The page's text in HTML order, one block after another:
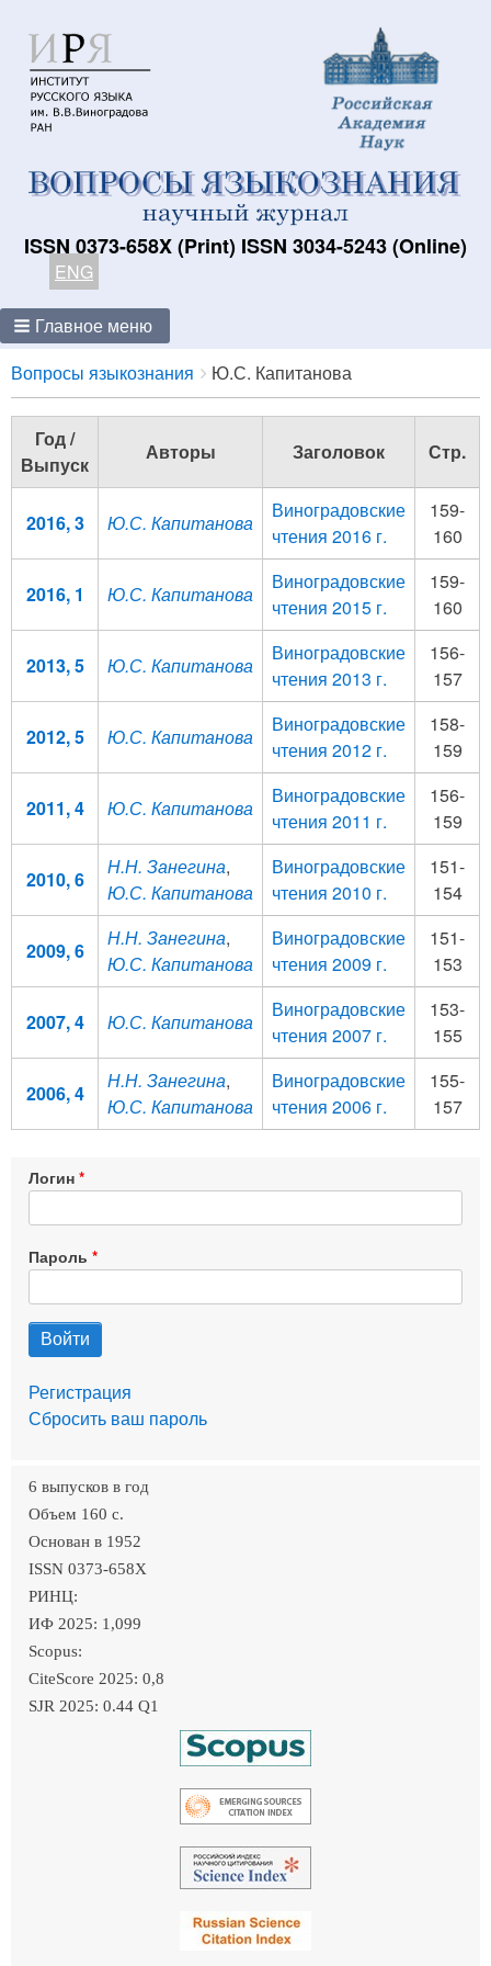
ISSN 0373-658X (Print) ISSN 3034-5243 (Online)
ENG
Главное меню
Breadcrumbs
You
are
here:
Вопросы языкознания Ю.С. Капитанова
Год /
Выпуск
Авторы Заголовок Стр.
2016, 3 Ю.С. Капитанова
Виноградовские
чтения 2016 г.
159-
160
2016, 1 Ю.С. Капитанова
Виноградовские
чтения 2015 г.
159-
160
2013, 5 Ю.С. Капитанова
Виноградовские
чтения 2013 г.
156-
157
2012, 5 Ю.С. Капитанова
Виноградовские
чтения 2012 г.
158-
159
2011, 4 Ю.С. Капитанова
Виноградовские
чтения 2011 г.
156-
159
2010, 6
Н.Н. Занегина,
Ю.С. Капитанова
Виноградовские
чтения 2010 г.
151-
154
2009, 6
Н.Н. Занегина,
Ю.С. Капитанова
Виноградовские
чтения 2009 г.
151-
153
2007, 4 Ю.С. Капитанова
Виноградовские
чтения 2007 г.
153-
155
2006, 4
Н.Н. Занегина,
Ю.С. Капитанова
Виноградовские
чтения 2006 г.
155-
157
Логин
Пароль
Регистрация
Сбросить ваш пароль
6 выпусков в год
Объем 160 c.
Основан в 1952
ISSN 0373-658X
РИНЦ:
ИФ 2025: 1,099
Scopus:
CiteScore 2025: 0,8
SJR 2025: 0.44 Q1